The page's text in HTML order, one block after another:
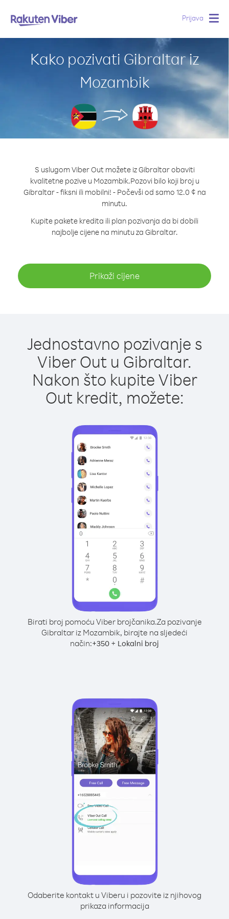
Prijava
Kako pozivati Gibraltar iz
Mozambik
S uslugom Viber Out možete iz Gibraltar obaviti
kvalitetne pozive u Mozambik.Pozovi bilo koji broj u
Gibraltar - fiksni ili mobilni! - Počevši od samo 12.0 ¢ na
minutu.
Kupite pakete kredita ili plan pozivanja da bi dobili
najbolje cijene na minutu za Gibraltar.
Prikaži cijene
Jednostavno pozivanje s
Viber Out u Gibraltar.
Nakon što kupite Viber
Out kredit, možete:
Birati broj pomoću Viber brojčanika.Za pozivanje
Gibraltar iz Mozambik, birajte na sljedeći
način:+350 + Lokalni broj
Odaberite kontakt u Viberu i pozovite iz njihovog
prikaza informacija